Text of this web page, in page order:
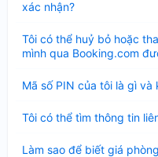
xác nhận?
gọn
Tôi có thể huỷ bỏ hoặc
mình qua Booking.com
thu
gọn
Mã số PIN của tôi là gì
thu
Tôi có thể tìm thông tin
thu
Làm sao để biết giá
thu